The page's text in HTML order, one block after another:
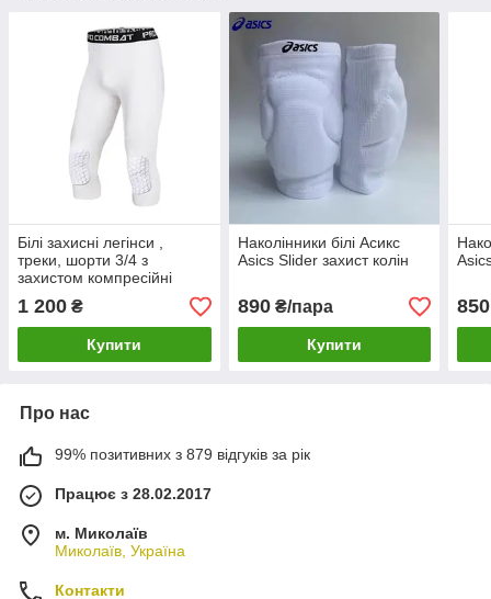
Білі захисні легінси ,
треки, шорти 3/4 з
захистом компресійні
1 200 ₴
Купити
Наколінники білі Асикс
Asics Slider захист колін
890₴/пара
Купити
850
Про нас
99% позитивних з 879 відгуків за рік
Працює з 28.02.2017
м. Миколаїв
Миколаїв, Україна
Контакти